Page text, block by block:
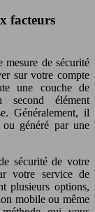
facteurs
mesure de sécurité
sur votre compte
une couche de
second élément
Généralement, il
généré par une
sécurité de votre
votre service de
plusieurs options,
mobile ou même